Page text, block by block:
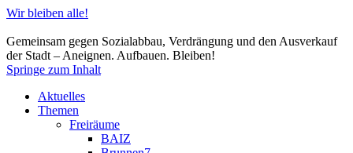
Wir bleiben alle!
Gemeinsam gegen Sozialabbau, Verdrängung und den Ausverkauf
der Stadt – Aneignen. Aufbauen. Bleiben!
Springe zum Inhalt
Aktuelles
Themen
Freiräume
BAIZ